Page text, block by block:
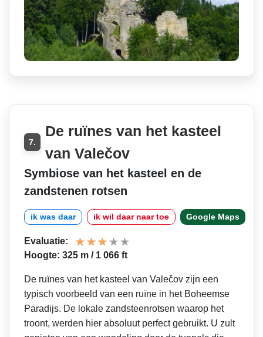
7.
De ruïnes van het kasteel
van Valečov
Symbiose van het kasteel en de
zandstenen rotsen
ik was daar ik wil daar naar toe Google Maps
Evaluatie:
Hoogte: 325 m / 1 066 ft
De ruïnes van het kasteel van Valečov zijn een
typisch voorbeeld van een ruïne in het Boheemse
Paradijs. De lokale zandsteenrotsen waarop het
troont, werden hier absoluut perfect gebruikt. U zult